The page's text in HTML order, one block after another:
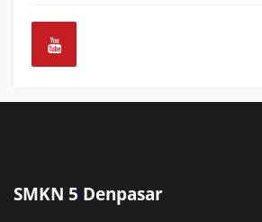
SMKN 5 Denpasar